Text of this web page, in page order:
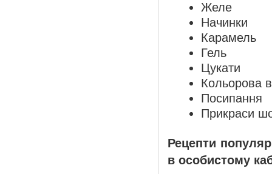
Желе
Начинки
Карамель
Гель
Цукати
Кольорова
Посипання
Прикраси
Рецепти
в особистому